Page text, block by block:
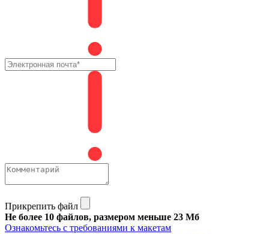
Прикрепить файл
Не более 10 файлов, размером меньше 23 Мб
Ознакомьтесь с требованиями к макетам